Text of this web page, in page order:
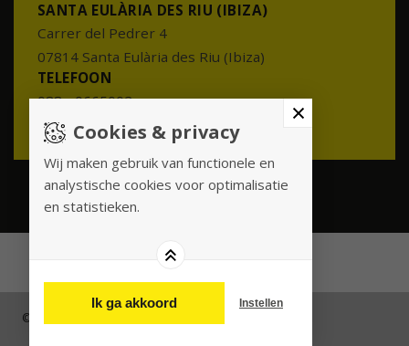
SANTA EULÀRIA DES RIU (IBIZA)
Carrer del Pedrer 4
07814 Santa Eulària des Riu (Ibiza)
TELEFOON
088 - 0665002
info@meesterenmeester.nl
© 2026
Cookies & privacy
Wij maken gebruik van functionele en
analystische cookies voor optimalisatie
en statistieken.
Ik ga akkoord Instellen